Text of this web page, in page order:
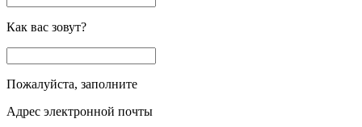
Как вас зовут?
Пожалуйста, заполните
Адрес электронной почты